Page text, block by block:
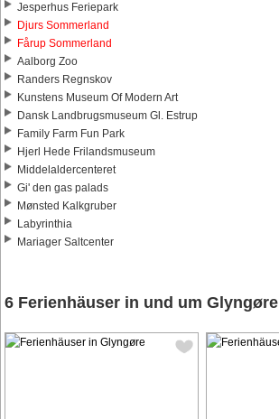
Jesperhus Feriepark
Djurs Sommerland
Fårup Sommerland
Aalborg Zoo
Randers Regnskov
Kunstens Museum Of Modern Art
Dansk Landbrugsmuseum Gl. Estrup
Family Farm Fun Park
Hjerl Hede Frilandsmuseum
Middelaldercenteret
Gi' den gas palads
Mønsted Kalkgruber
Labyrinthia
Mariager Saltcenter
6 Ferienhäuser in und um Glyngøre